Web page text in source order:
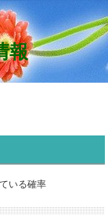
報
いる確率